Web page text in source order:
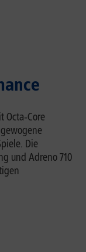
Octa‑Core
Die
und Adreno 710